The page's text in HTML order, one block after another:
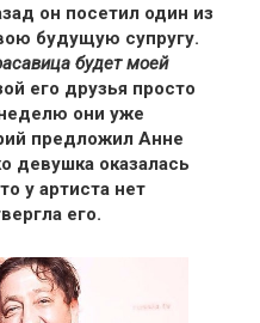
он посетил один из
будущую супругу.
будет моей
его друзья просто
они уже
предложил Анне
девушка оказалась
у артиста нет
его.